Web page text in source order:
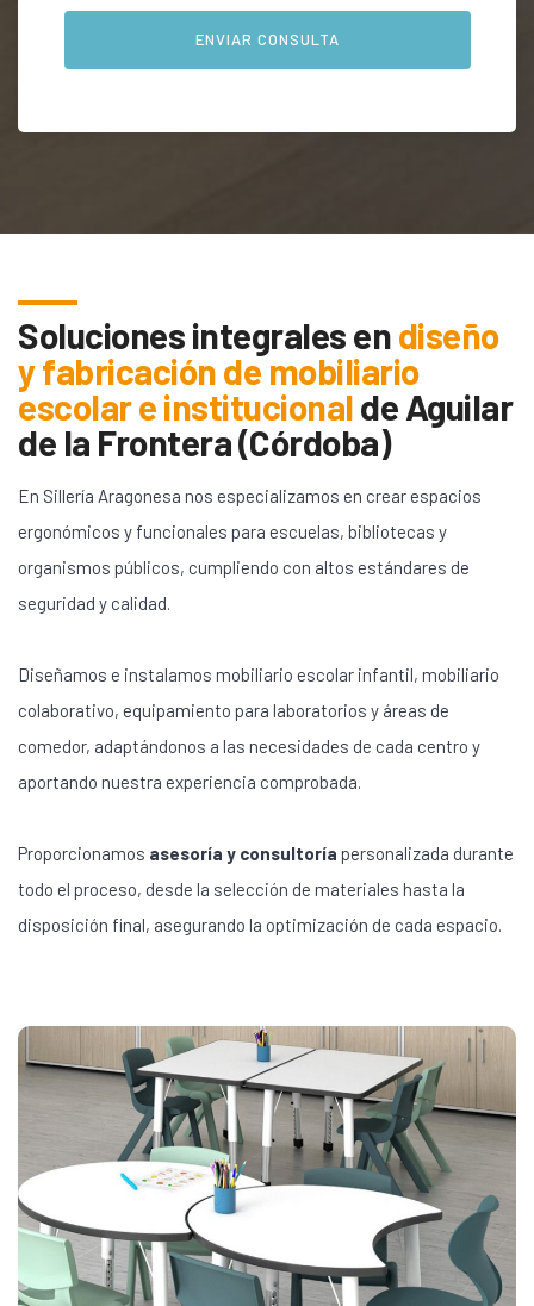
Soluciones integrales endiseño
y fabricación de mobiliario
escolar e institucionaldeAguilar
de la Frontera (Córdoba)
En Sillería Aragonesa nos especializamos en crear espacios
ergonómicos y funcionales para escuelas, bibliotecas y
organismos públicos, cumpliendo con altos estándares de
seguridad y calidad.
Diseñamos e instalamos mobiliario escolar infantil, mobiliario
colaborativo, equipamiento para laboratorios y áreas de
comedor, adaptándonos a las necesidades de cada centro y
aportando nuestra experiencia comprobada.
Proporcionamos asesoría y consultoría personalizada durante
todo el proceso, desde la selección de materiales hasta la
disposición final, asegurando la optimización de cada espacio.